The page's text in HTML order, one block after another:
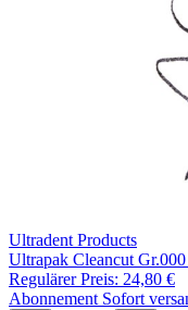
Ultradent Products
Ultrapak Cleancut
Regulärer Preis: 24,80 €
Abonnement Sofort